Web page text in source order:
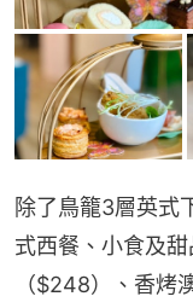
除了鳥籠3層英式
式西餐、小食及
（$248）、香烤